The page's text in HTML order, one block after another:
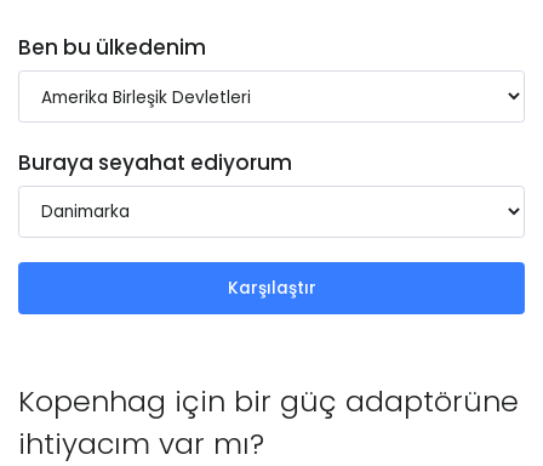
Ben bu ülkedenim
Buraya seyahat ediyorum
Karşılaştır
Kopenhag için bir güç adaptörüne
ihtiyacım var mı?